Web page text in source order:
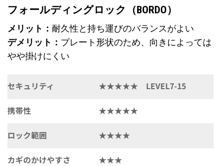
フォールディングロック（BORDO）
メリット： 耐久性と持ち運びのバランスがよい
デメリット： プレート形状のため、向きによっては
やや掛けにくい
セキュリティ ★★★★★ LEVEL7-15
携帯性 ★★★★★
ロック範囲 ★★★★
カギのかけやすさ ★★★